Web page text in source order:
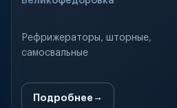
Рефрижераторы, шторные,
самосвальные
Подробнее